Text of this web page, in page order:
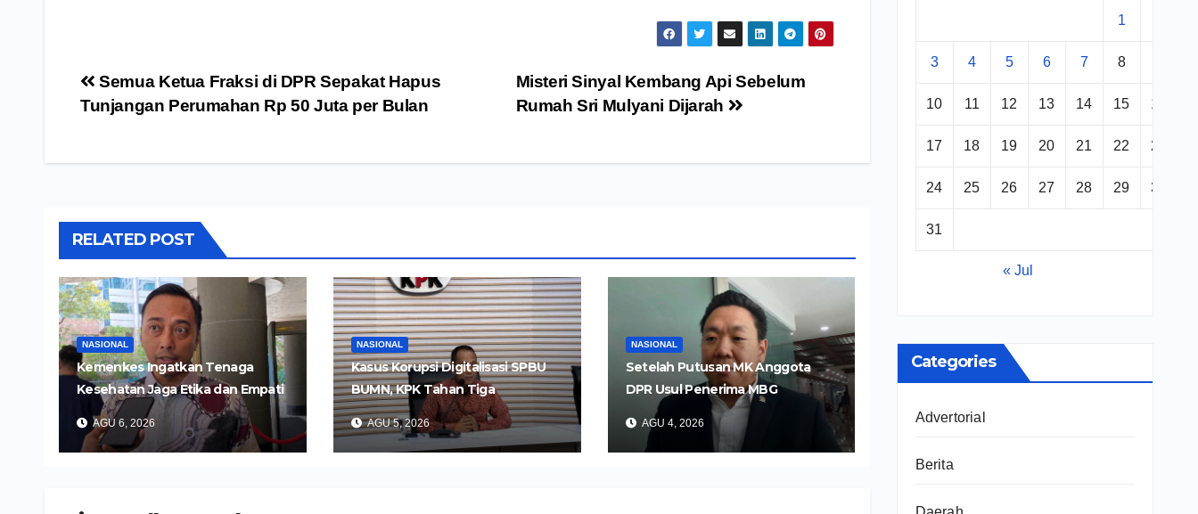
Navigasi
pos
Misteri Sinyal Kembang Api Sebelum
Rumah Sri Mulyani Dijarah
Semua Ketua Fraksi di DPR Sepakat Hapus
Tunjangan Perumahan Rp 50 Juta per Bulan
RELATED POST
NASIONAL
Kemenkes Ingatkan Tenaga
Kesehatan Jaga Etika dan Empati
di Media Sosial
AGU 6, 2026
NASIONAL
Kasus Korupsi Digitalisasi SPBU
BUMN, KPK Tahan Tiga
Tersangka
AGU 5, 2026
NASIONAL
Setelah Putusan MK Anggota
DPR Usul Penerima MBG
Dipangkas Jadi 26 Juta Orang
AGU 4, 2026
1
3 4 5 6 7 8
10 11 12 13 14 15 16
17 18 19 20 21 22 23
24 25 26 27 28 29 30
31
« Jul
Categories
Advertorial
Berita